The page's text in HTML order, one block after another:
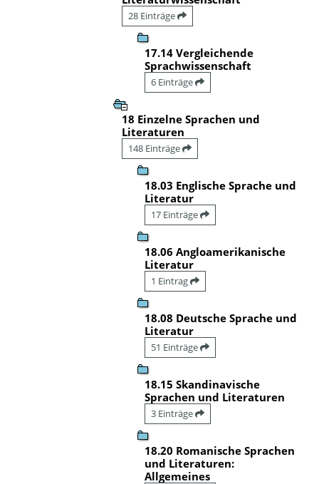
28 Einträge
17.14 Vergleichende
Sprachwissenschaft
6 Einträge
18 Einzelne Sprachen und
Literaturen
148 Einträge
18.03 Englische Sprache und
Literatur
17 Einträge
18.06 Angloamerikanische
Literatur
1 Eintrag
18.08 Deutsche Sprache und
Literatur
51 Einträge
18.15 Skandinavische
Sprachen und Literaturen
3 Einträge
18.20 Romanische Sprachen
und Literaturen:
Allgemeines